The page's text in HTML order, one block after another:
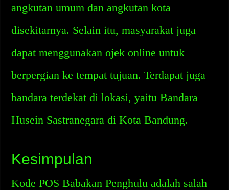
angkutan umum dan angkutan kota
disekitarnya. Selain itu, masyarakat juga
dapat menggunakan ojek online untuk
berpergian ke tempat tujuan. Terdapat juga
bandara terdekat di lokasi, yaitu Bandara
Husein Sastranegara di Kota Bandung.
Kesimpulan
Kode POS Babakan Penghulu adalah salah